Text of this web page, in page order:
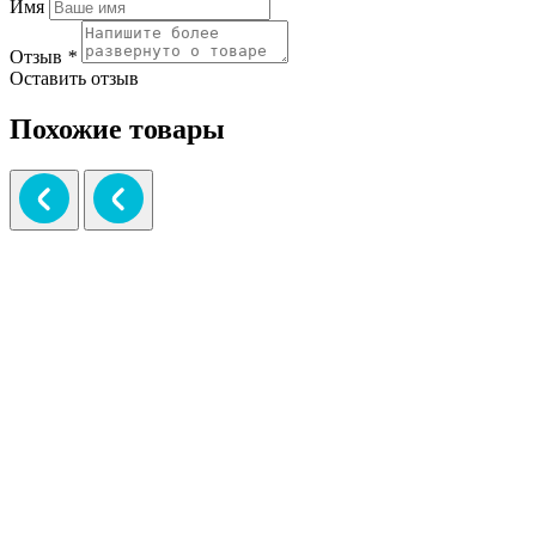
Имя
Отзыв *
Оставить отзыв
Похожие товары